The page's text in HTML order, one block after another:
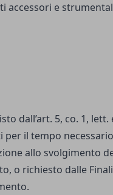
accessori e
dall’art. 5, co. 1, lett.
per il tempo
allo svolgimento
o richiesto dalle